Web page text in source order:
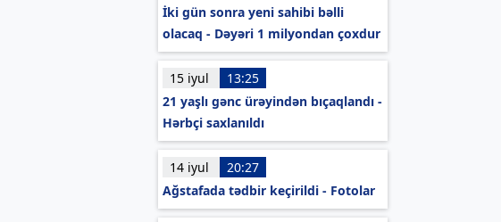
İki gün sonra yeni sahibi bəlli
olacaq - Dəyəri 1 milyondan çoxdur
15 iyul
13:25
21 yaşlı gənc ürəyindən bıçaqlandı -
Hərbçi saxlanıldı
14 iyul
20:27
Ağstafada tədbir keçirildi - Fotolar